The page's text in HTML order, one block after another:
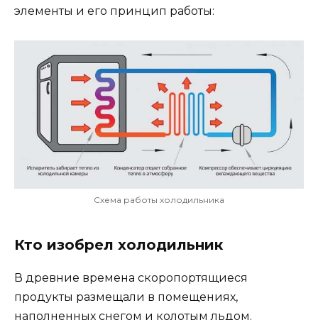
элементы и его принцип работы:
Схема работы холодильника
Кто изобрел холодильник
В древние времена скоропортящиеся
продукты размещали в помещениях,
наполненных снегом и колотым льдом.